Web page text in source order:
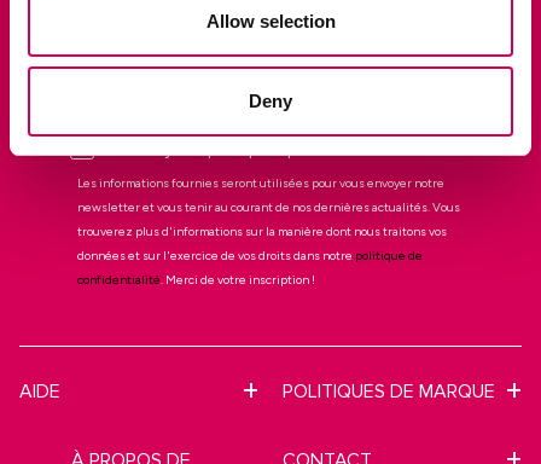
Allow selection
Deny
JE VEUX BÉNÉFICIER DE MA RÉDUCTION DE 10 %
Je souhaite m'abonner à la newsletter
Les informations fournies seront utilisées pour vous envoyer notre
newsletter et vous tenir au courant de nos dernières actualités. Vous
trouverez plus d'informations sur la manière dont nous traitons vos
données et sur l'exercice de vos droits dans notre politique de
confidentialité. Merci de votre inscription !
AIDE POLITIQUES DE MARQUE